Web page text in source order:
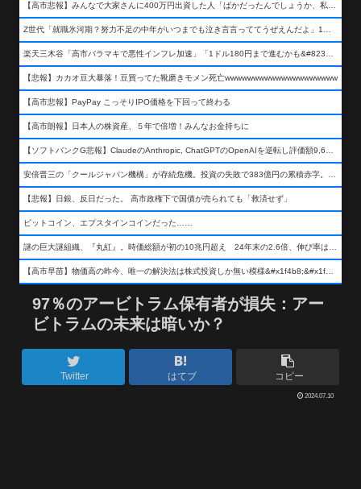
【高市悲報】みんなで大家さんに400万円出資した人「ばかだったんでしょうか、私は&#x1f622;」
Z世代「就職氷河期？努力不足の中年がいつまでも泣き言言っててうぜえんだよ」1万いいね
楽天三木谷「高市バラマキで悪性インフレ加速」「1ドル180円まで進むかも&#8230;もう看過できない」
【悲報】カカオ豆大暴落！豆買ってた靴磨きモメン死亡wwwwwwwwwwwwwwwwwwww
【高市悲報】PayPay こっそりIPO価格を下回って終わる
【高市朗報】日本人の株資産、５年で倍増！みんなお金持ちに
【ソフトバンクG悲報】ClaudeのAnthropic, ChatGPTのOpenAIを逆転し評価額9,650億ドル (約154兆円) の世界一価値あるAI企業に……
安倍晋三の「クールジャパン機構」が存続危機。投資の失敗で383億円の累積赤字。2025年度決算も大赤字の可能性。責任の所在はウヤムヤ
【悲報】日銀、反日だった。 高市政権下で国債が売られても「救済せず」
ビットコイン、エプスタインコインだった……
謎の巨大謎組織、『丸紅』。時価総額が初の10兆円超え 24年末の2.6倍、伸び率は謎組織首位
【高市早苗】物価高の昨今、唯一の解決法は株式投資しか無い模様&#x1f4b8;&#x1f4b8;&#x1f4b8;
97％のアービトラム保有者が損失：アー
ビトラムの未来は暗いか？
Twitter はてブ コピー
2024.07.10